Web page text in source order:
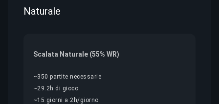
Naturale
Scalata Naturale (55% WR)
~350 partite necessarie
~29.2h di gioco
~15 giorni a 2h/giorno